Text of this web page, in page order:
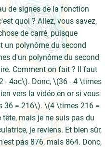
de signes de la fonction
quoi ? Allez, vous savez,
de carré, puisque
un polynôme du second
d'un polynôme du second
Comment on fait ? Il faut
4ac\). Donc, \(36 - 4 \times
vers la vidéo en or si vous
36 = 216\). \(4 \times 216 =
mais je ne suis pas du
je reviens. Et bien sûr,
pas 876, mais 864. Donc,